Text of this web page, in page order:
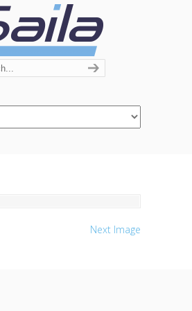
Next Image